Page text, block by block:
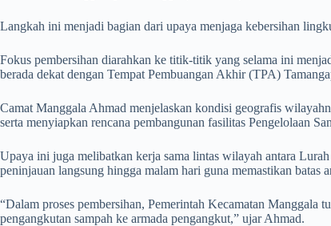
Langkah ini menjadi bagian dari upaya menjaga kebersihan
Fokus pembersihan diarahkan ke titik-titik yang selama ini
berada dekat dengan Tempat Pembuangan Akhir (TPA)
Camat Manggala Ahmad menjelaskan kondisi geografis
serta menyiapkan rencana pembangunan fasilitas Pengelolaan
Upaya ini juga melibatkan kerja sama lintas wilayah antara
peninjauan langsung hingga malam hari guna memastikan batas
“Dalam proses pembersihan, Pemerintah Kecamatan Manggala
pengangkutan sampah ke armada pengangkut,” ujar Ahmad.